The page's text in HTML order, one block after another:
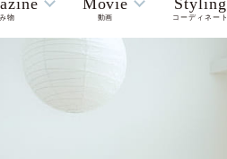
物
Movie
動画
Styling
コーディネート